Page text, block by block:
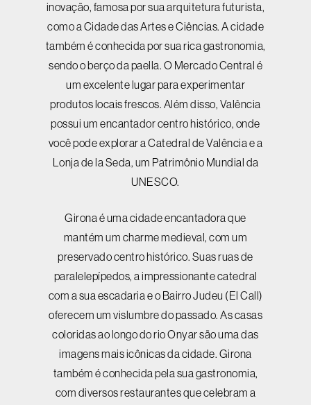
inovação, famosa por sua arquitetura futurista,
como a Cidade das Artes e Ciências. A cidade
também é conhecida por sua rica gastronomia,
sendo o berço da paella. O Mercado Central é
um excelente lugar para experimentar
produtos locais frescos. Além disso, Valência
possui um encantador centro histórico, onde
você pode explorar a Catedral de Valência e a
Lonja de la Seda, um Patrimônio Mundial da
UNESCO.
Girona é uma cidade encantadora que
mantém um charme medieval, com um
preservado centro histórico. Suas ruas de
paralelepípedos, a impressionante catedral
com a sua escadaria e o Bairro Judeu (El Call)
oferecem um vislumbre do passado. As casas
coloridas ao longo do rio Onyar são uma das
imagens mais icônicas da cidade. Girona
também é conhecida pela sua gastronomia,
com diversos restaurantes que celebram a